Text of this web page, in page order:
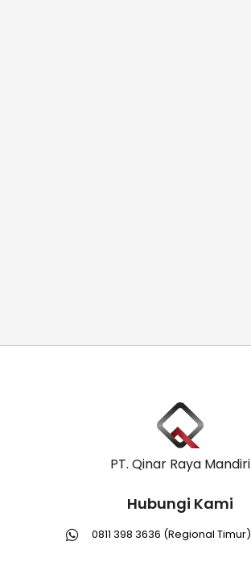
PT. Qinar Raya Mandiri
Hubungi Kami
0811 398 3636 (Regional Timur)